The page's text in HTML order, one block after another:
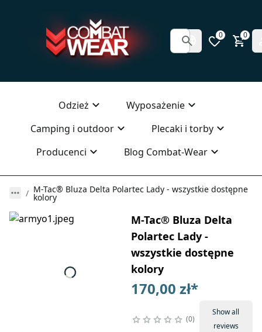
0 0
Odzież
Wyposażenie
Camping i outdoor
Plecaki i torby
Producenci
Blog Combat-Wear
M-Tac® Bluza Delta Polartec Lady - wszystkie dostępne
kolory
M-Tac® Bluza Delta
Polartec Lady -
wszystkie dostępne
kolory
170,00 zł*
0
Show all
reviews